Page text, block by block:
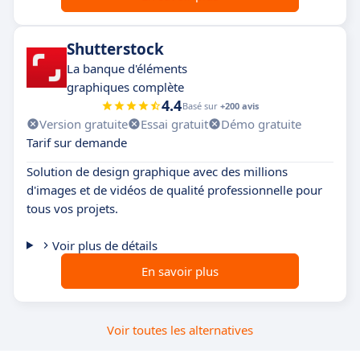
Shutterstock
La banque d'éléments
graphiques complète
4.4Basé sur +200 avis
Version gratuite Essai gratuit
Démo gratuite
Tarif sur demande
Solution de design graphique avec des millions
d'images et de vidéos de qualité professionnelle pour
tous vos projets.
Voir plus de détails
En savoir plus
Voir toutes les alternatives